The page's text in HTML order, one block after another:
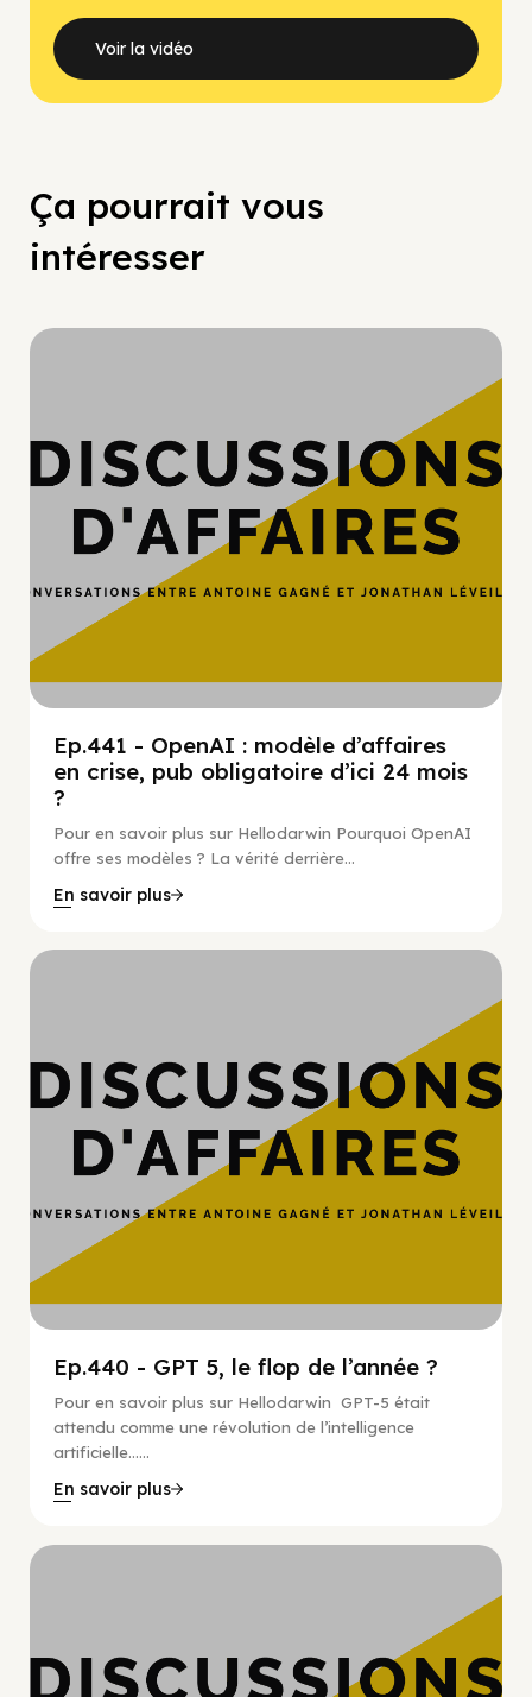
Voir la vidéo
Ça pourrait vous
intéresser
Ep.441 - OpenAI : modèle d’affaires
en crise, pub obligatoire d’ici 24 mois
?
Pour en savoir plus sur Hellodarwin Pourquoi OpenAI
offre ses modèles ? La vérité derrière...
En savoir plus
Ep.440 - GPT 5, le flop de l’année ?
Pour en savoir plus sur Hellodarwin GPT-5 était
attendu comme une révolution de l’intelligence
artificielle…...
En savoir plus